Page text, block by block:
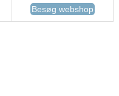
Besøg webshop